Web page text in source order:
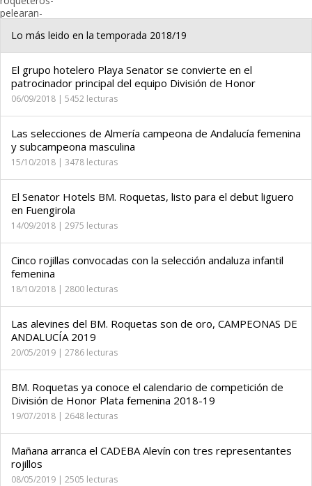
Lo más leido en la temporada 2018/19
El grupo hotelero Playa Senator se convierte en el
patrocinador principal del equipo División de Honor
06/09/2018 | 5452 lecturas
Las selecciones de Almería campeona de Andalucía femenina
y subcampeona masculina
15/10/2018 | 3478 lecturas
El Senator Hotels BM. Roquetas, listo para el debut liguero
en Fuengirola
14/09/2018 | 2975 lecturas
Cinco rojillas convocadas con la selección andaluza infantil
femenina
18/10/2018 | 2800 lecturas
Las alevines del BM. Roquetas son de oro, CAMPEONAS DE
ANDALUCÍA 2019
20/05/2019 | 2786 lecturas
BM. Roquetas ya conoce el calendario de competición de
División de Honor Plata femenina 2018-19
19/07/2018 | 2648 lecturas
Mañana arranca el CADEBA Alevín con tres representantes
rojillos
08/05/2019 | 2505 lecturas